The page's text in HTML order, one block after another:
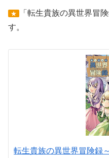
★
「転生貴族の異世界冒
す。
転生貴族の異世界冒険録